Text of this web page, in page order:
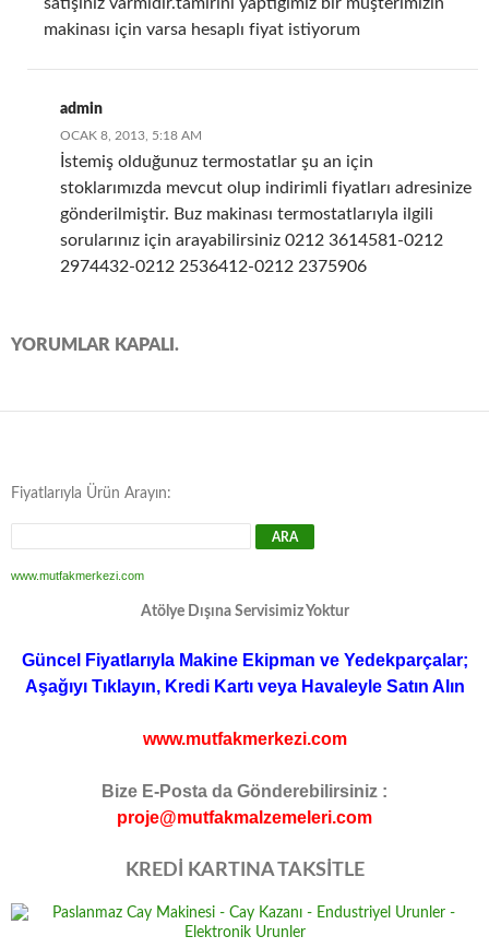
makinası için varsa hesaplı fiyat istiyorum
admin
OCAK 8, 2013, 5:18 AM
İstemiş olduğunuz termostatlar şu an için
stoklarımızda mevcut olup indirimli fiyatları adresinize
gönderilmiştir. Buz makinası termostatlarıyla ilgili
sorularınız için arayabilirsiniz 0212 3614581-0212
2974432-0212 2536412-0212 2375906
YORUMLAR KAPALI.
Fiyatlarıyla Ürün Arayın:
www.mutfakmerkezi.com
Atölye Dışına Servisimiz Yoktur
Güncel Fiyatlarıyla Makine Ekipman ve Yedekparçalar;
Aşağıyı Tıklayın, Kredi Kartı veya Havaleyle Satın Alın
www.mutfakmerkezi.com
Bize E-Posta da Gönderebilirsiniz :
proje@mutfakmalzemeleri.com
KREDİ KARTINA TAKSİTLE